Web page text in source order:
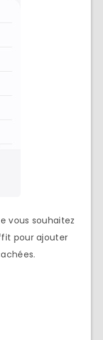
vous souhaitez
pour ajouter